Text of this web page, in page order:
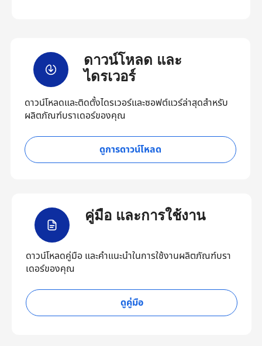
ดาวน์โหลด และ
ไดรเวอร์
ดาวน์โหลดและติดตั้งไดรเวอร์และซอฟต์แวร์ล่าสุดสำหรับ
ผลิตภัณฑ์บราเดอร์ของคุณ
ดูการดาวน์โหลด
คู่มือ และการใช้งาน
ดาวน์โหลดคู่มือ และคำแนะนำในการใช้งานผลิตภัณฑ์บรา
เดอร์ของคุณ
ดูคู่มือ